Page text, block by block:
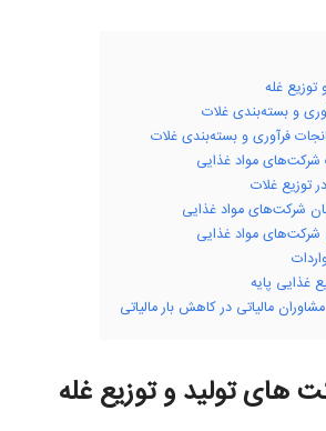
غله
و بسته‌بندی غلات
فرآوری و بسته‌بندی غلات
شرکت‌های مواد غذایی
توزیع غلات
شرکت‌های مواد غذایی
شرکت‌های مواد غذایی
غذایی پایه
مالیاتی در کاهش بار مالیاتی
های تولید و توزیع غله